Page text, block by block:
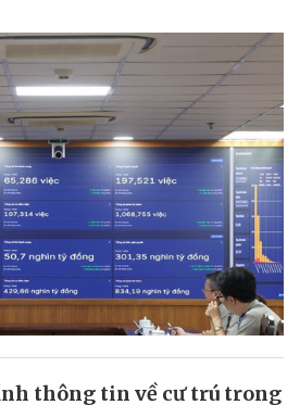
thông tin về cư trú trong